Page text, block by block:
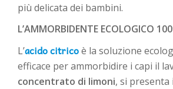
più delicata dei bambini.
L’AMMORBIDENTE ECOLOGICO
L’acido citricoè la soluzione
efficace per ammorbidire i capi il
concentrato di limoni, si presenta